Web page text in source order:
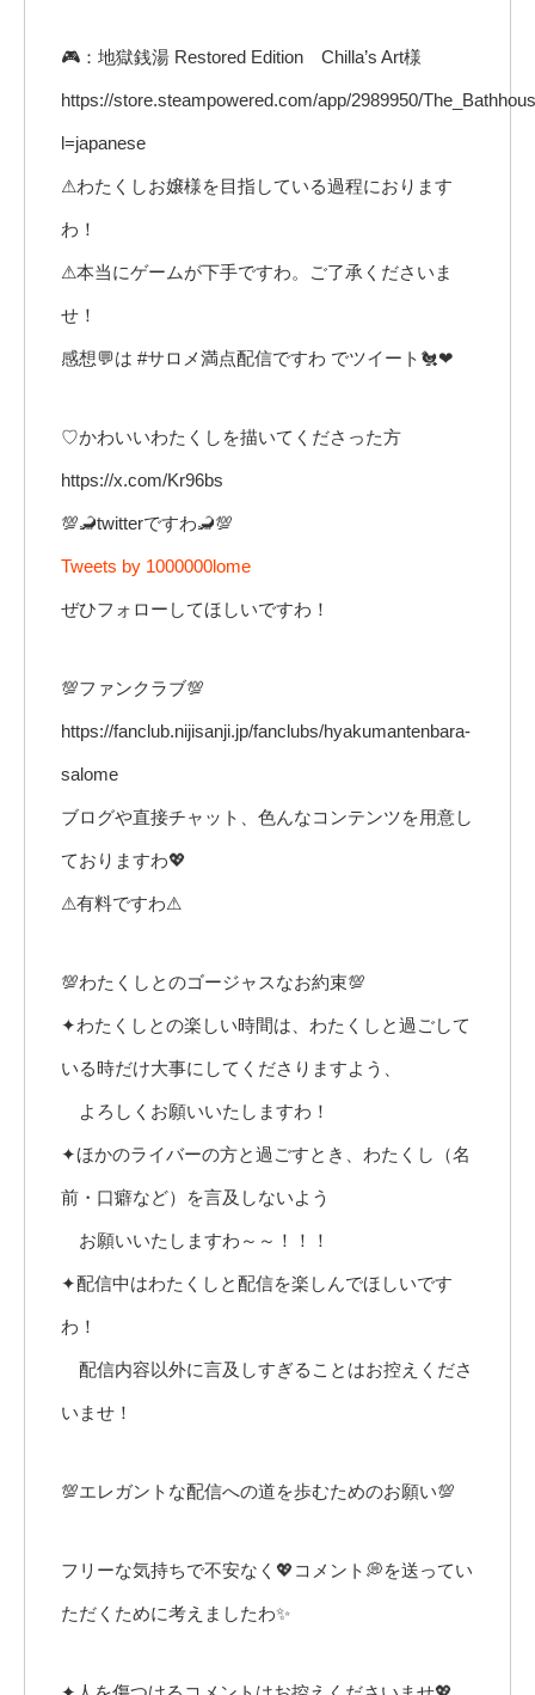
🎮：地獄銭湯 Restored Edition Chilla’s Art様
https://store.steampowered.com/app/2989950/
l=japanese
⚠わたくしお嬢様を目指している過程におります
わ！
⚠本当にゲームが下手ですわ。ご了承くださいま
せ！
感想💬は #サロメ満点配信ですわ でツイート🐔❤
♡かわいいわたくしを描いてくださった方
https://x.com/Kr96bs
💯🦂twitterですわ🦂💯
Tweets by 1000000lome
ぜひフォローしてほしいですわ！
💯ファンクラブ💯
https://fanclub.nijisanji.jp/fanclubs/hyakumantenbara-
salome
ブログや直接チャット、色んなコンテンツを用意し
ておりますわ💖
⚠有料ですわ⚠
💯わたくしとのゴージャスなお約束💯
✦わたくしとの楽しい時間は、わたくしと過ごして
いる時だけ大事にしてくださりますよう、
よろしくお願いいたしますわ！
✦ほかのライバーの方と過ごすとき、わたくし（名
前・口癖など）を言及しないよう
お願いいたしますわ～～！！！
✦配信中はわたくしと配信を楽しんでほしいです
わ！
配信内容以外に言及しすぎることはお控えくださ
いませ！
💯エレガントな配信への道を歩むためのお願い💯
フリーな気持ちで不安なく💖コメント💭を送ってい
ただくために考えましたわ✨